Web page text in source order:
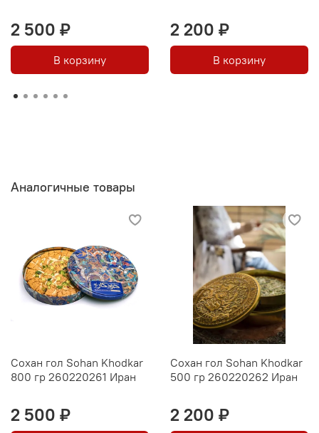
2 500 ₽
В корзину
2 200 ₽
В корзину
Аналогичные товары
Сохан гол Sohan Khodkar
800 гр 260220261 Иран
2 500 ₽
Сохан гол Sohan Khodkar
500 гр 260220262 Иран
2 200 ₽